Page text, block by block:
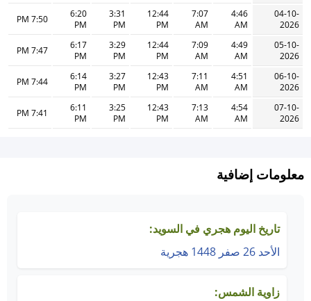
04-10-
2026
4:46
AM
7:07
AM
12:44
PM
3:31
PM
6:20
PM
7:50 PM
05-10-
2026
4:49
AM
7:09
AM
12:44
PM
3:29
PM
6:17
PM
7:47 PM
06-10-
2026
4:51
AM
7:11
AM
12:43
PM
3:27
PM
6:14
PM
7:44 PM
07-10-
2026
4:54
AM
7:13
AM
12:43
PM
3:25
PM
6:11
PM
7:41 PM
معلومات إضافية
تاريخ اليوم هجري في السويد:
الأحد 26 صفر 1448 هجرية
زاوية الشمس: